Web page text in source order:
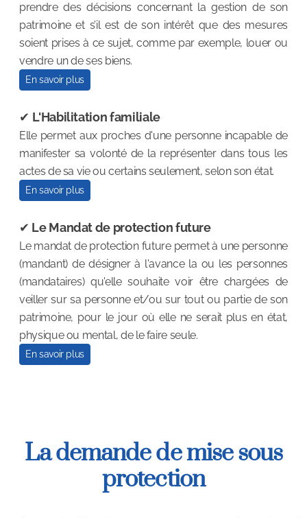
prendre des décisions concernant la gestion de son
patrimoine et s’il est de son intérêt que des mesures
soient prises à ce sujet, comme par exemple, louer ou
vendre un de ses biens.
En savoir plus
✔ L'Habilitation familiale
Elle permet aux proches d'une personne incapable de
manifester sa volonté de la représenter dans tous les
actes de sa vie ou certains seulement, selon son état.
En savoir plus
✔ Le Mandat de protection future
Le mandat de protection future permet à une personne
(mandant) de désigner à l'avance la ou les personnes
(mandataires) qu'elle souhaite voir être chargées de
veiller sur sa personne et/ou sur tout ou partie de son
patrimoine, pour le jour où elle ne serait plus en état,
physique ou mental, de le faire seule.
En savoir plus
La demande de mise sous
protection